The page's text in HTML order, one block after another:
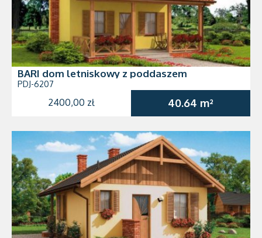
BARI dom letniskowy z poddaszem
PDJ-6207
2400,00 zł 40.64 m²